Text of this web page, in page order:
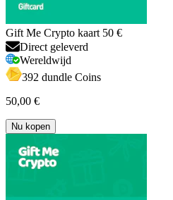
Gift Me Crypto kaart 50 €
Direct geleverd
Wereldwijd
392 dundle Coins
50,00 €
Nu kopen